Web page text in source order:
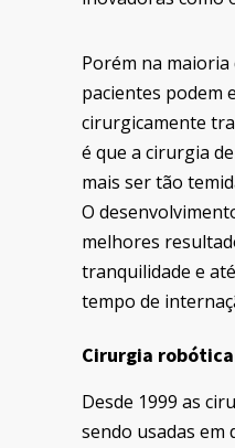
Porém na maioria
pacientes podem
cirurgicamente
é que a cirurgia
mais ser tão
O
melhores
tranquilidade e
tempo de
Cirurgia robótica
Desde 1999 as
sendo usadas em